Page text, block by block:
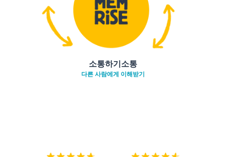
소통하기소통
다른 사람에게 이해받기